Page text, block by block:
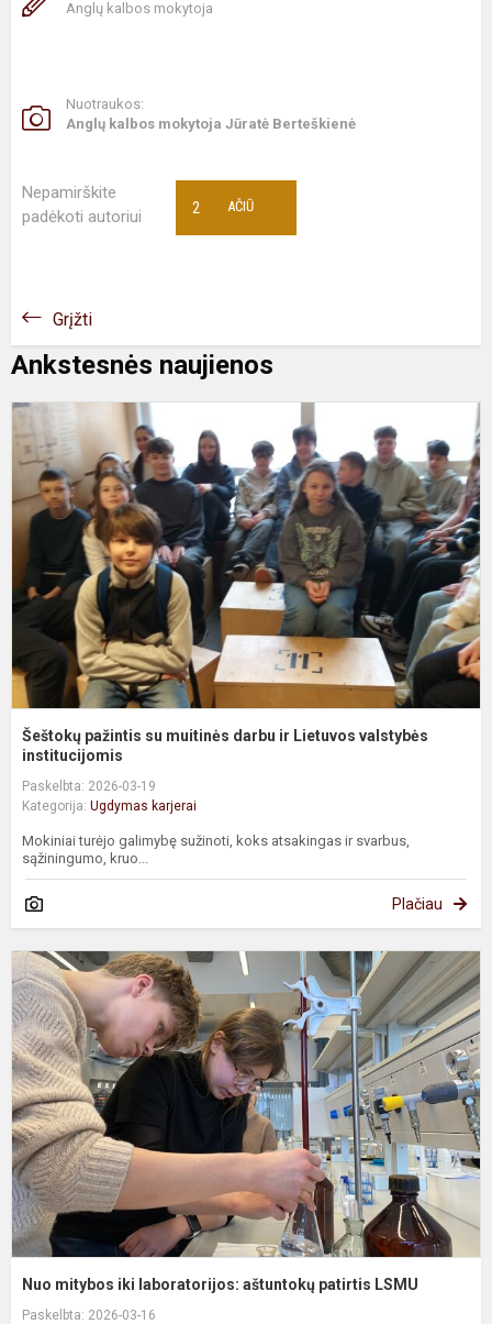
Anglų kalbos mokytoja
Nuotraukos:
Anglų kalbos mokytoja Jūratė Berteškienė
Nepamirškite
padėkoti autoriui
AČIŪ
2
Grįžti
Ankstesnės naujienos
Šeštokų pažintis su muitinės darbu ir Lietuvos valstybės
institucijomis
Paskelbta: 2026-03-19
Kategorija: Ugdymas karjerai
Mokiniai turėjo galimybę sužinoti, koks atsakingas ir svarbus,
sąžiningumo, kruo...
Plačiau
Nuo mitybos iki laboratorijos: aštuntokų patirtis LSMU
Paskelbta: 2026-03-16